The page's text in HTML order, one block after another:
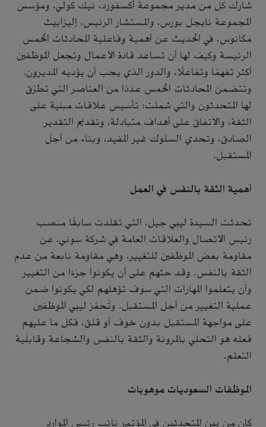
شارك كل من مدير مجموعة أكسفورد، نيك كولي، ومؤسس
المجموعة نايجل بورس، والمستشار الرئيس، إليزابيث
مكانوس، في الحديث عن أهمية وفاعلية المحادثات الخمس
الرئيسة وكيف لها أن تساعد قادة الأعمال وتجعل الموظفين
أكثر تفهمًا وتفاعلًا، والدور الذي يجب أن يؤديه المديرون.
وتتضمن المحادثات الخمس عددًا من العناصر التي تطرَّق
لها المتحدثون والتي شملت: تأسيس علاقات مبنية على
الثقة، والاتفاق على أهداف متبادلة، وتقديم التقدير
الصادق، وتحدي السلوك غير المفيد، وبناء من أجل
المستقبل.
أهمية الثقة بالنفس في العمل
تحدثت السيدة ليبي جيل، التي تقلدت سابقًا منصب
رئيس الاتصال والعلاقات العامة في شركة سوني، عن
مقاومة بعض الموظفين للتغيير، وهي مقاومة نابعة من عدم
الثقة بالنفس. وقد حثهم على أن يكونوا جزءًا من التغيير
وأن يتعلموا المهارات التي سوف تؤهلهم لكي يكونوا ضمن
عملية التغيير من أجل المستقبل. وتُحفز ليبي الموظفين
على مواجهة المستقبل بدون خوف أو قلق، فكل ما عليهم
فعله هو التحلي بالمرونة والثقة بالنفس والشجاعة وقابلية
التعلم.
الموظفات السعوديات موهوبات
كان من بين المتحدثين في المؤتمر نائب رئيس الموارد